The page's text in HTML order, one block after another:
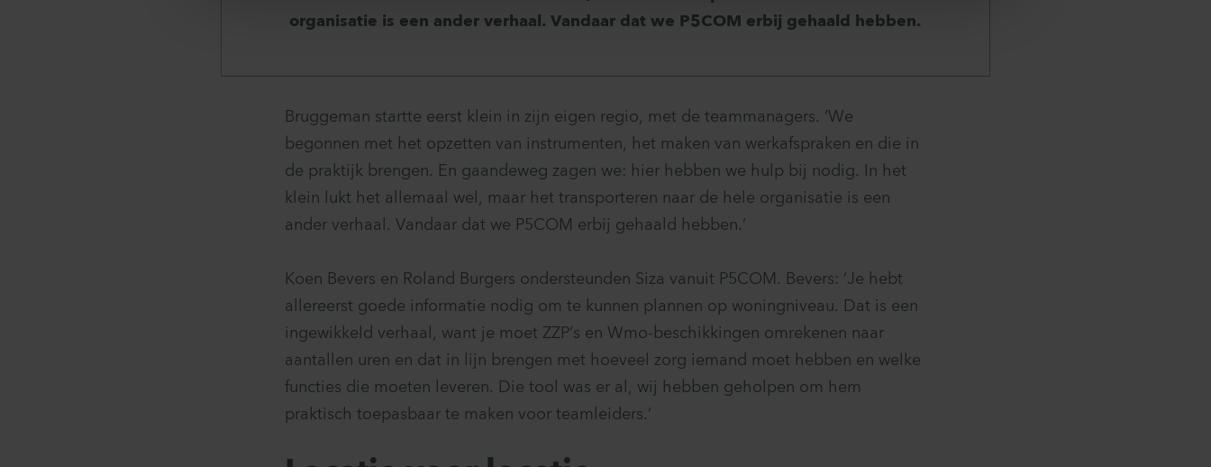
organisatie is een ander verhaal. Vandaar dat we P5COM erbij gehaald hebben.
Bruggeman startte eerst klein in zijn eigen regio, met de teammanagers. ‘We
begonnen met het opzetten van instrumenten, het maken van werkafspraken en die in
de praktijk brengen. En gaandeweg zagen we: hier hebben we hulp bij nodig. In het
klein lukt het allemaal wel, maar het transporteren naar de hele organisatie is een
ander verhaal. Vandaar dat we P5COM erbij gehaald hebben.’
Koen Bevers en Roland Burgers ondersteunden Siza vanuit P5COM. Bevers: ‘Je hebt
allereerst goede informatie nodig om te kunnen plannen op woningniveau. Dat is een
ingewikkeld verhaal, want je moet ZZP’s en Wmo-beschikkingen omrekenen naar
aantallen uren en dat in lijn brengen met hoeveel zorg iemand moet hebben en welke
functies die moeten leveren. Die tool was er al, wij hebben geholpen om hem
praktisch toepasbaar te maken voor teamleiders.’